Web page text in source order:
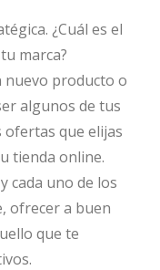
¿Cuál es el
marca?
nuevo producto o
algunos de tus
ofertas que elijas
tienda online.
cada uno de los
ofrecer a buen
que te